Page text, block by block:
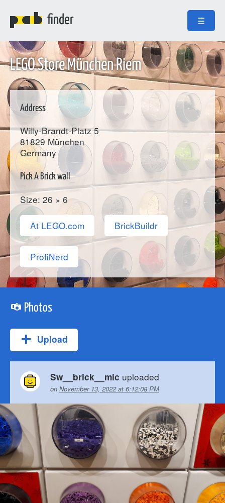
finder ☰
LEGO Store München Riem
Address
Willy-Brandt-Platz 5
81829 München
Germany
Pick A Brick wall
Size: 26 × 6
At LEGO.com BrickBuildr
ProfiNerd
Photos
Upload
Sw__brick__mic uploaded
on November 13, 2022 at 6:12:08 PM